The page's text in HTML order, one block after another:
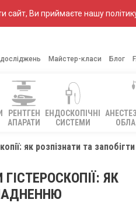
сайт, Ви приймаєте нашу
Майстер-класи Блог
РЕНТГЕН
АПАРАТИ
ЕНДОСКОПІЧНІ
СИСТЕМИ
як розпізнати та
ЯК